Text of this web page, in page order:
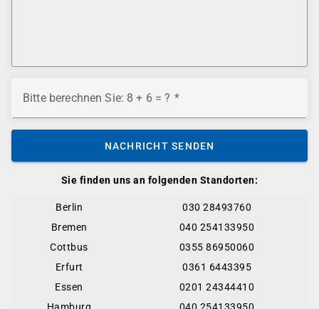
Sie finden uns an folgenden Standorten:
Berlin
030 28493760
Bremen
040 254133950
Cottbus
0355 86950060
Erfurt
0361 6443395
Essen
0201 24344410
Bitte berechnen Sie: 8 + 6 = ?
NACHRICHT SENDEN